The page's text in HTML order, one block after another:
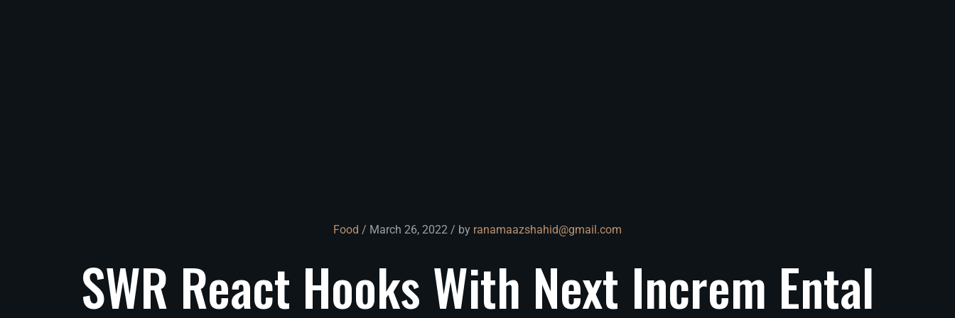
Food / March 26, 2022 / by ranamaazshahid@gmail.com
SWR React Hooks With Next Increm Ental